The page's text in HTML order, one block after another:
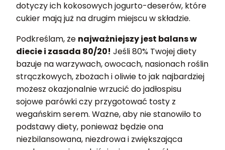
dotyczy ich kokosowych jogurto-deserów, które
cukier mają już na drugim miejscu w składzie.
Podkreślam, że najważniejszy jest balans w
diecie i zasada 80/20! Jeśli 80% Twojej diety
bazuje na warzywach, owocach, nasionach roślin
strączkowych, zbożach i oliwie to jak najbardziej
możesz okazjonalnie wrzucić do jadłospisu
sojowe parówki czy przygotować tosty z
wegańskim serem. Ważne, aby nie stanowiło to
podstawy diety, ponieważ będzie ona
niezbilansowana, niezdrowa i zwiększająca